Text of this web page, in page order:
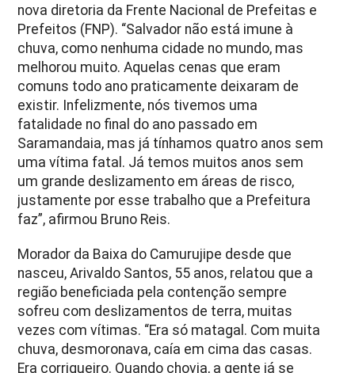
nova diretoria da Frente Nacional de Prefeitas e
Prefeitos (FNP). “Salvador não está imune à
chuva, como nenhuma cidade no mundo, mas
melhorou muito. Aquelas cenas que eram
comuns todo ano praticamente deixaram de
existir. Infelizmente, nós tivemos uma
fatalidade no final do ano passado em
Saramandaia, mas já tínhamos quatro anos sem
uma vítima fatal. Já temos muitos anos sem
um grande deslizamento em áreas de risco,
justamente por esse trabalho que a Prefeitura
faz”, afirmou Bruno Reis.
Morador da Baixa do Camurujipe desde que
nasceu, Arivaldo Santos, 55 anos, relatou que a
região beneficiada pela contenção sempre
sofreu com deslizamentos de terra, muitas
vezes com vítimas. “Era só matagal. Com muita
chuva, desmoronava, caía em cima das casas.
Era corriqueiro. Quando chovia, a gente já se